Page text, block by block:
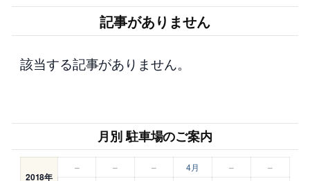
記事がありません
該当する記事がありません。
月別 駐車場のご案内
2018年
– – – 4月 –
–